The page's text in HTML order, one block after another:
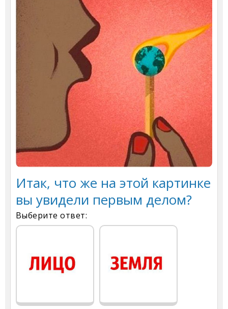
Итак, что же на этой картинке
вы увидели первым делом?
Выберите ответ: